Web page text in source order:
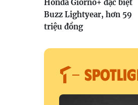
Honda Giorno+ đặc biệt
Buzz Lightyear, hơn 59
triệu đồng